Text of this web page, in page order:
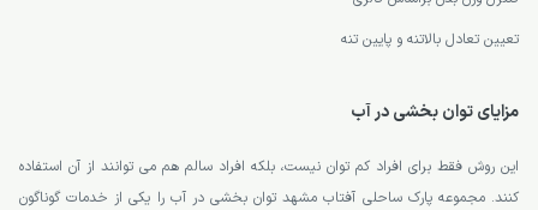
تعیین تعادل بالاتنه و پایین تنه
مزایای توان ‌بخشی در آب
این روش فقط برای افراد کم توان نیست، بلکه افراد سالم هم می توانند از آن استفاده
کنند. مجموعه پارک ساحلی آفتاب مشهد توان بخشی در آب را یکی از خدمات گوناگون